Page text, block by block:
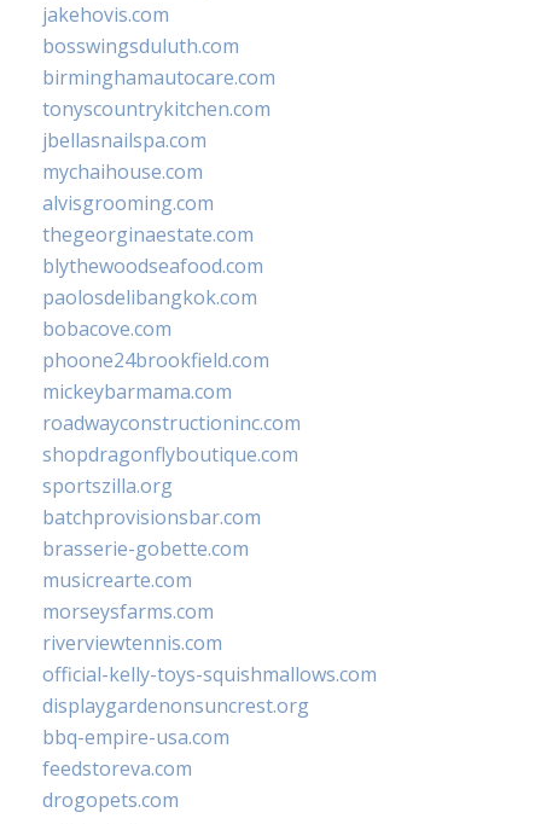
jakehovis.com
bosswingsduluth.com
birminghamautocare.com
tonyscountrykitchen.com
jbellasnailspa.com
mychaihouse.com
alvisgrooming.com
thegeorginaestate.com
blythewoodseafood.com
paolosdelibangkok.com
bobacove.com
phoone24brookfield.com
mickeybarmama.com
roadwayconstructioninc.com
shopdragonflyboutique.com
sportszilla.org
batchprovisionsbar.com
brasserie-gobette.com
musicrearte.com
morseysfarms.com
riverviewtennis.com
official-kelly-toys-squishmallows.com
displaygardenonsuncrest.org
bbq-empire-usa.com
feedstoreva.com
drogopets.com